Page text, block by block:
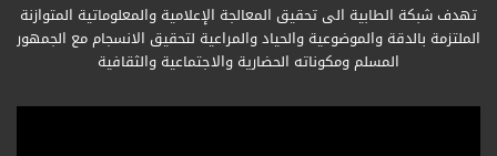
تهدف شبكة الطابية الى تحقيق المعالجة الإعلامية والمعلوماتية المتوازنة
الملتزمة بالدقة والموضوعية والحياد والمراعية لتحقيق الانسجام مع الجمهور
المسلم ومكوناته الحضارية والاجتماعية والثقافية